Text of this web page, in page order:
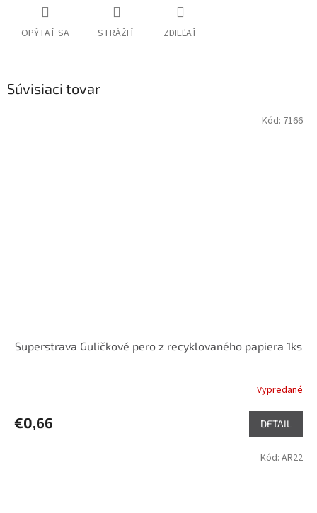
OPÝTAŤ SA STRÁŽIŤ ZDIEĽAŤ
Súvisiaci tovar
Superstrava Guličkové pero z recyklovaného papiera 1ks
Vypredané
€0,66 DETAIL
Kód: 7166
Kód: AR22